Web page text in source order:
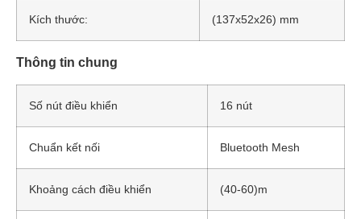
Kích thước: (137x52x26) mm
Thông tin chung
Số nút điều khiển 16 nút
Chuẩn kết nối Bluetooth Mesh
Khoảng cách điều khiển (40-60)m